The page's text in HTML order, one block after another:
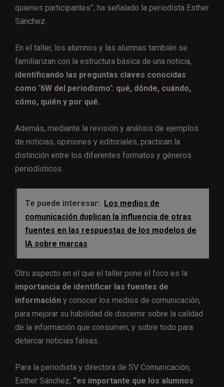
quienes participantes”, ha señalado la periodista Esther
Sánchez.
En el taller, los alumnos y las alumnas también se
familiarizan con la estructura básica de una noticia,
identificando las preguntas claves conocidas
como ‘6W del periodismo’: qué, dónde, cuándo,
cómo, quién y por qué.
Además, mediante la revisión y análisis de ejemplos
de noticias, opiniones y editoriales, practican la
distinción entre los diferentes formatos y géneros
periodísticos.
Te puede interesar: Los medios de
comunicación duplican la influencia de otras
fuentes en las respuestas de los modelos de
IA sobre marcas
Otro aspecto en el que el taller pone el foco es la
importancia de identificar las fuentes de
información y conocer los medios de comunicación,
para mejorar su habilidad de discernir sobre la calidad
de la información que consumen, y sobre todo para
detercar noticias falsas.
Para la periodista y directora de SV Comunicación,
Esther Sánchez, “es importante que los alumnos